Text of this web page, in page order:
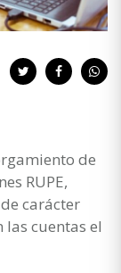
de
RUPE,
carácter
cuentas el